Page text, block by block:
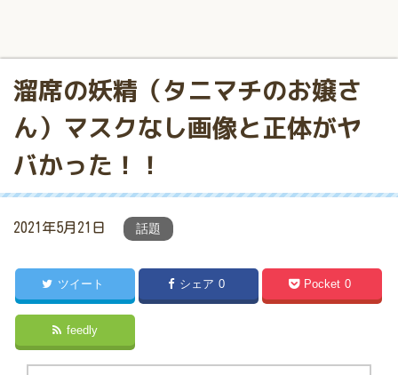
溜席の妖精（タニマチのお嬢さ
ん）マスクなし画像と正体がヤ
バかった！！
2021年5月21日 話題
ツイート シェア 0 Pocket 0
feedly